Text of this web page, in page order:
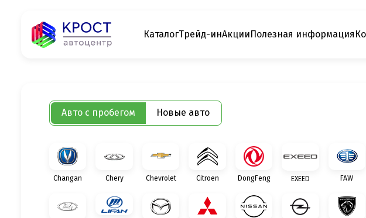
КаталогТрейд-инАкцииПолезная информация
Авто с пробегом Новые авто
Changan Chery Chevrolet Citroen DongFeng EXEED FAW